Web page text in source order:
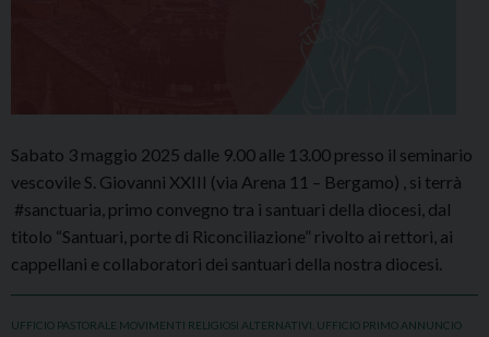
Sabato 3 maggio 2025 dalle 9.00 alle 13.00 presso il seminario
vescovile S. Giovanni XXIII (via Arena 11 – Bergamo) , si terrà
#sanctuaria, primo convegno tra i santuari della diocesi, dal
titolo “Santuari, porte di Riconciliazione” rivolto ai rettori, ai
cappellani e collaboratori dei santuari della nostra diocesi.
UFFICIO PASTORALE MOVIMENTI RELIGIOSI ALTERNATIVI UFFICIO PRIMO ANNUNCIO